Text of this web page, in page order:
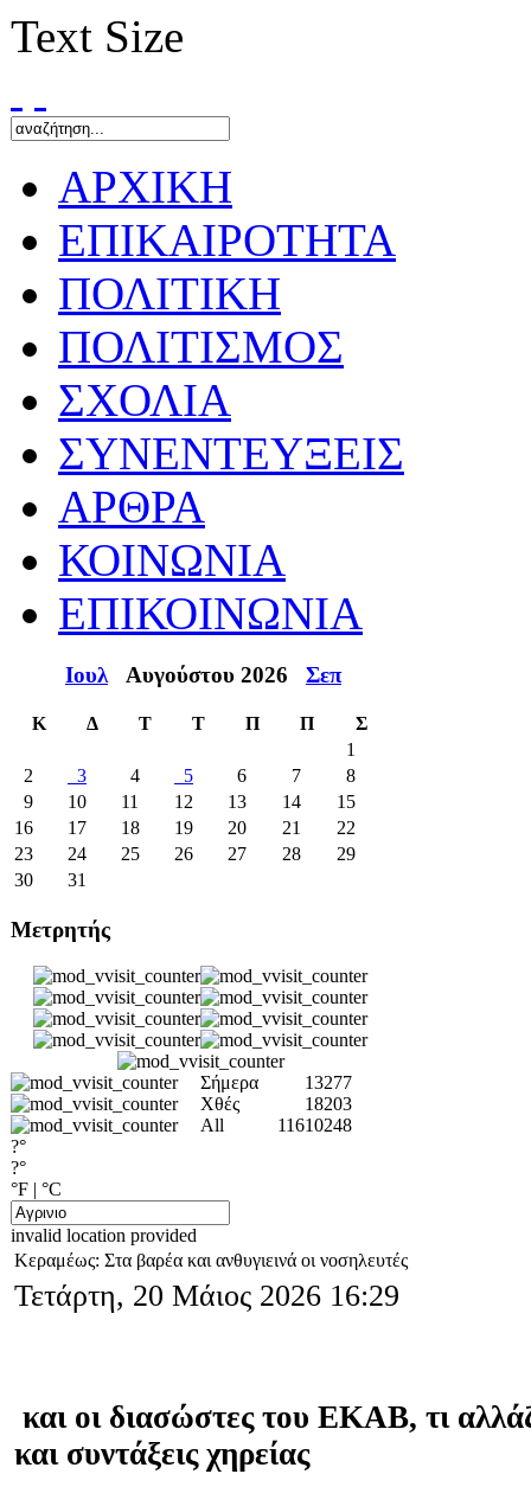
Text Size
ΑΡΧΙΚΗ
ΕΠΙΚΑΙΡΟΤΗΤΑ
ΠΟΛΙΤΙΚΗ
ΠΟΛΙΤΙΣΜΟΣ
ΣΧΟΛΙΑ
ΣΥΝΕΝΤΕΥΞΕΙΣ
ΑΡΘΡΑ
ΚΟΙΝΩΝΙΑ
ΕΠΙΚΟΙΝΩΝΙΑ
Ιουλ Αυγούστου 2026 Σεπ
Κ Δ Τ Τ Π Π
Σ
1
2
3 4 5 6 7
8
9
10 11 12 13 14
15
16
17 18 19 20 21
22
23
24 25 26 27 28
29
30
31
Μετρητής
Σήμερα
13277
Χθές
18203
All
11610248
?°
?°
°F | °C
invalid location provided
Κεραμέως: Στα βαρέα και ανθυγιεινά οι νοσηλευτές
Τετάρτη, 20 Μάιος 2026 16:29
και οι διασώστες του ΕΚΑΒ, τι
και συντάξεις χηρείας